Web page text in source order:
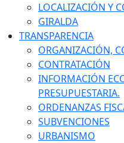
LOCALIZACIÓN Y
GIRALDA
TRANSPARENCIA
ORGANIZACIÓN,
CONTRATACIÓN
INFORMACIÓN
PRESUPUESTARIA.
ORDENANZAS
SUBVENCIONES
URBANISMO